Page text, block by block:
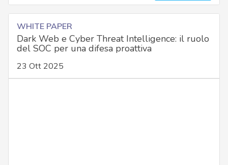
WHITE PAPER
Dark Web e Cyber Threat Intelligence: il ruolo
del SOC per una difesa proattiva
23 Ott 2025